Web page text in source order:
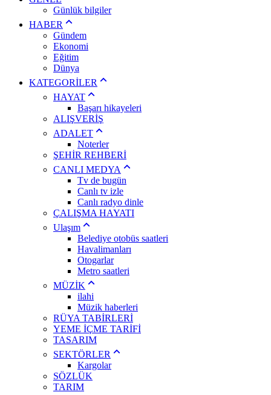
Günlük bilgiler
HABER
Gündem
Ekonomi
Eğitim
Dünya
KATEGORİLER
HAYAT
Başarı hikayeleri
ALIŞVERİŞ
ADALET
Noterler
ŞEHİR REHBERİ
CANLI MEDYA
Tv de bugün
Canlı tv izle
Canlı radyo dinle
ÇALIŞMA HAYATI
Ulaşım
Belediye otobüs saatleri
Havalimanları
Otogarlar
Metro saatleri
MÜZİK
ilahi
Müzik haberleri
RÜYA TABİRLERİ
YEME İÇME TARİFİ
TASARIM
SEKTÖRLER
Kargolar
SÖZLÜK
TARIM